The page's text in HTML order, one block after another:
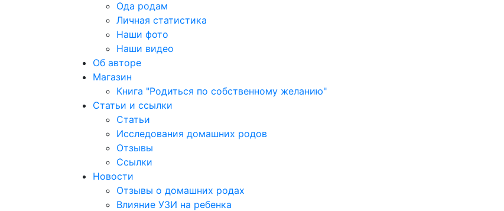
Ода родам
Личная статистика
Наши фото
Наши видео
Об авторе
Магазин
Книга "Родиться по собственному желанию"
Статьи и ссылки
Статьи
Исследования домашних родов
Отзывы
Ссылки
Новости
Отзывы о домашних родах
Влияние УЗИ на ребенка